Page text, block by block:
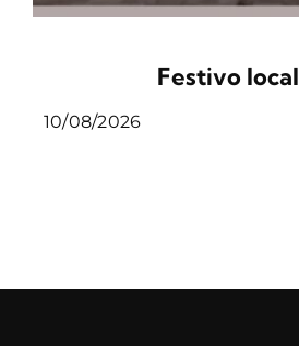
Festivo local
10/08/2026